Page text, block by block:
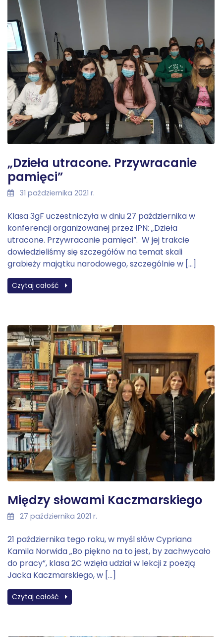
„Dzieła utracone. Przywracanie
pamięci”
31 października 2021 r.
Klasa 3gF uczestniczyła w dniu 27 października w
konferencji organizowanej przez IPN: „Dzieła
utracone. Przywracanie pamięci”. W jej trakcie
dowiedzieliśmy się szczegółów na temat skali
grabieży majątku narodowego, szczególnie w […]
Czytaj całość
Między słowami Kaczmarskiego
27 października 2021 r.
21 października tego roku, w myśl słów Cypriana
Kamila Norwida „Bo piękno na to jest, by zachwycało
do pracy”, klasa 2C wzięła udział w lekcji z poezją
Jacka Kaczmarskiego, w […]
Czytaj całość